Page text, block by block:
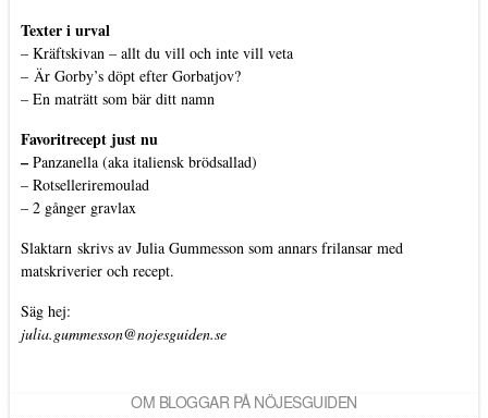
Texter i urval
– Kräftskivan – allt du vill och inte vill veta
– Är Gorby’s döpt efter Gorbatjov?
– En maträtt som bär ditt namn
Favoritrecept just nu
– Panzanella (aka italiensk brödsallad)
– Rotselleriremoulad
– 2 gånger gravlax
Slaktarn skrivs av Julia Gummesson som annars frilansar med
matskriverier och recept.
Säg hej:
julia.gummesson@nojesguiden.se
OM BLOGGAR PÅ NÖJESGUIDEN